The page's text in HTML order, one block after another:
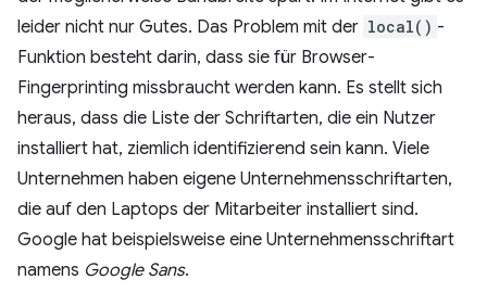
leider nicht nur Gutes. Das Problem mit der local() -
Funktion besteht darin, dass sie für Browser-
Fingerprinting missbraucht werden kann. Es stellt sich
heraus, dass die Liste der Schriftarten, die ein Nutzer
installiert hat, ziemlich identifizierend sein kann. Viele
Unternehmen haben eigene Unternehmensschriftarten,
die auf den Laptops der Mitarbeiter installiert sind.
Google hat beispielsweise eine Unternehmensschriftart
namens Google Sans.